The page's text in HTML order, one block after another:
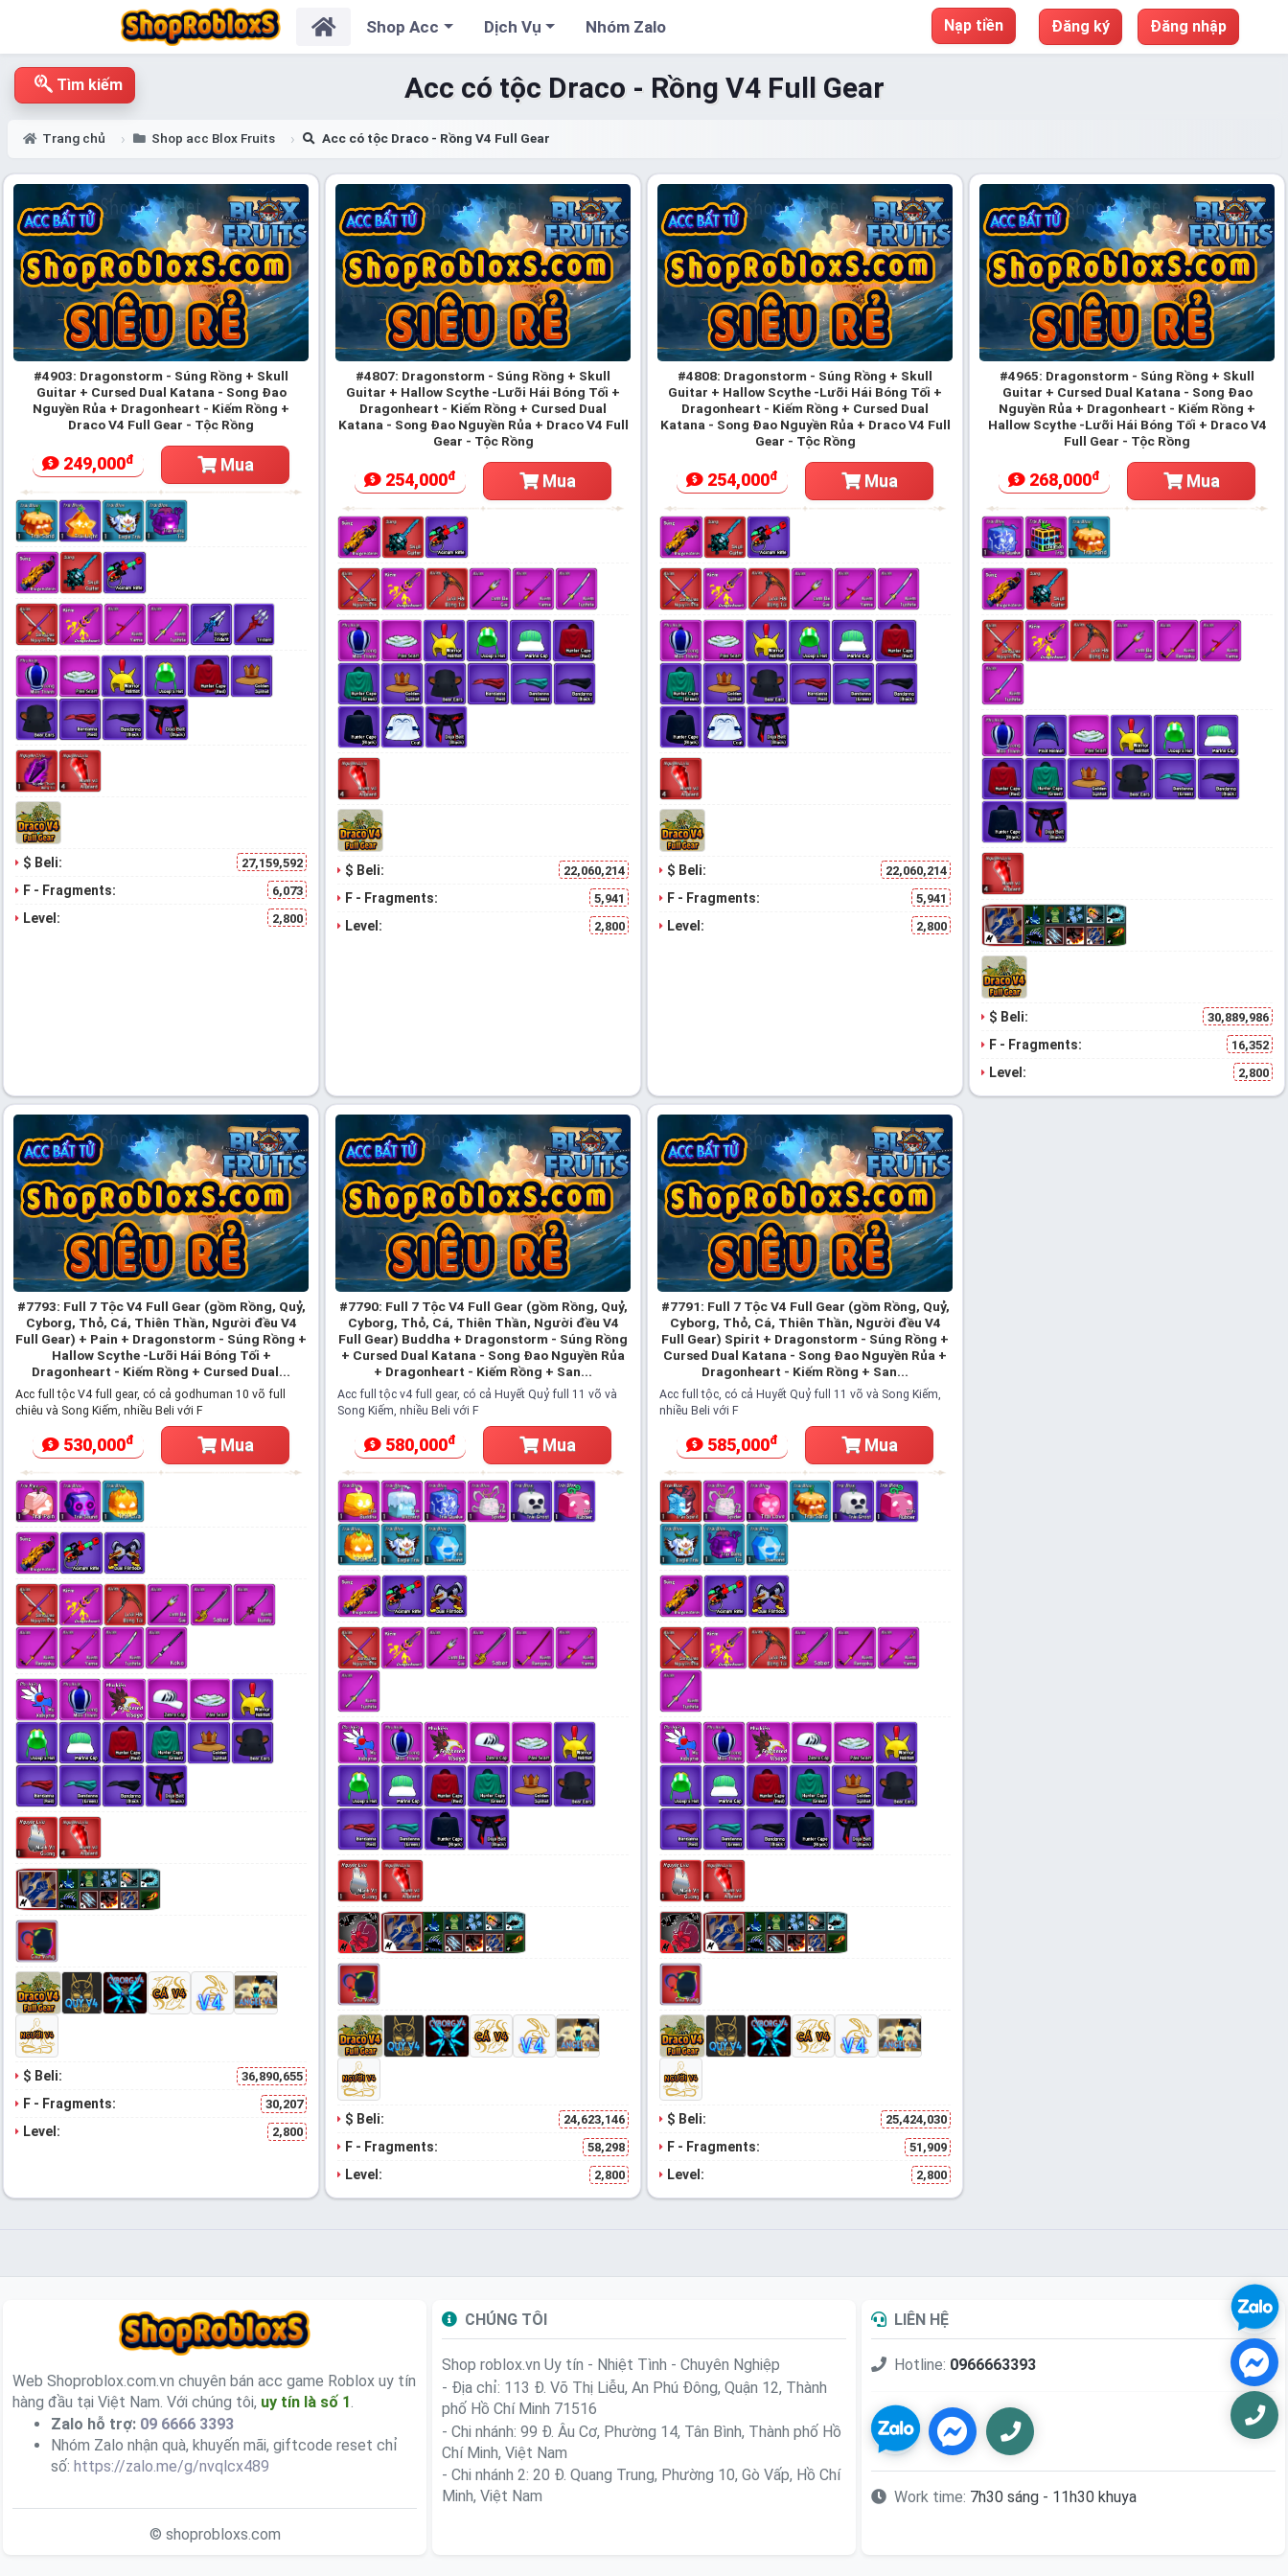
Shop Acc Dịch Vụ Nhóm Zalo Nạp tiền Đăng ký Đăng nhập
Acc có tộc Draco - Rồng V4 Full Gear
Trang chủ Shop acc Blox Fruits Acc có tộc Draco - Rồng V4 Full Gear
Tìm kiếm
#4903: Dragonstorm - Súng Rồng + Skull
Guitar + Cursed Dual Katana - Song Đao
Nguyền Rủa + Dragonheart - Kiếm Rồng +
Draco V4 Full Gear - Tộc Rồng
249,000đ Mua
$ Beli: 27,159,592
F - Fragments: 6,073
Level: 2,800
#4807: Dragonstorm - Súng Rồng + Skull
Guitar + Hallow Scythe -Lưỡi Hái Bóng Tối +
Dragonheart - Kiếm Rồng + Cursed Dual
Katana - Song Đao Nguyền Rủa + Draco V4 Full
Gear - Tộc Rồng
254,000đ Mua
$ Beli: 22,060,214
F - Fragments: 5,941
Level: 2,800
#4808: Dragonstorm - Súng Rồng + Skull
Guitar + Hallow Scythe -Lưỡi Hái Bóng Tối +
Dragonheart - Kiếm Rồng + Cursed Dual
Katana - Song Đao Nguyền Rủa + Draco V4 Full
Gear - Tộc Rồng
254,000đ Mua
$ Beli: 22,060,214
F - Fragments: 5,941
Level: 2,800
#4965: Dragonstorm - Súng Rồng + Skull
Guitar + Cursed Dual Katana - Song Đao
Nguyền Rủa + Dragonheart - Kiếm Rồng +
Hallow Scythe -Lưỡi Hái Bóng Tối + Draco V4
Full Gear - Tộc Rồng
268,000đ Mua
$ Beli: 30,889,986
F - Fragments: 16,352
Level: 2,800
#7793: Full 7 Tộc V4 Full Gear (gồm Rồng, Quỷ,
Cyborg, Thỏ, Cá, Thiên Thần, Người đều V4
Full Gear) + Pain + Dragonstorm - Súng Rồng +
Hallow Scythe -Lưỡi Hái Bóng Tối +
Dragonheart - Kiếm Rồng + Cursed Dual...
Acc full tộc V4 full gear, có cả godhuman 10 võ full
chiêu và Song Kiếm, nhiều Beli với F
530,000đ Mua
$ Beli: 36,890,655
F - Fragments: 30,207
Level: 2,800
#7790: Full 7 Tộc V4 Full Gear (gồm Rồng, Quỷ,
Cyborg, Thỏ, Cá, Thiên Thần, Người đều V4
Full Gear) Buddha + Dragonstorm - Súng Rồng
+ Cursed Dual Katana - Song Đao Nguyền Rủa
+ Dragonheart - Kiếm Rồng + San...
Acc full tộc v4 full gear, có cả Huyết Quỷ full 11 võ và
Song Kiếm, nhiều Beli với F
580,000đ Mua
$ Beli: 24,623,146
F - Fragments: 58,298
Level: 2,800
#7791: Full 7 Tộc V4 Full Gear (gồm Rồng, Quỷ,
Cyborg, Thỏ, Cá, Thiên Thần, Người đều V4
Full Gear) Spirit + Dragonstorm - Súng Rồng +
Cursed Dual Katana - Song Đao Nguyền Rủa +
Dragonheart - Kiếm Rồng + San...
Acc full tộc, có cả Huyết Quỷ full 11 võ và Song Kiếm,
nhiều Beli với F
585,000đ Mua
$ Beli: 25,424,030
F - Fragments: 51,909
Level: 2,800
Web Shoproblox.com.vn chuyên bán acc game Roblox uy tín
hàng đầu tại Việt Nam. Với chúng tôi, uy tín là số 1
Zalo hỗ trợ: 09 6666 3393
Nhóm Zalo nhận quà, khuyến mãi, giftcode reset chỉ
số: https://zalo.me/g/nvqlcx489
© shoprobloxs.com
CHÚNG TÔI
Shop roblox.vn Uy tín - Nhiệt Tình - Chuyên Nghiệp
- Địa chỉ: 113 Đ. Võ Thị Liễu, An Phú Đông, Quận 12, Thành
phố Hồ Chí Minh 71516
- Chi nhánh: 99 Đ. Âu Cơ, Phường 14, Tân Bình, Thành phố Hồ
Chí Minh, Việt Nam
- Chi nhánh 2: 20 Đ. Quang Trung, Phường 10, Gò Vấp, Hồ Chí
Minh, Việt Nam
LIÊN HỆ
Hotline: 0966663393
Work time: 7h30 sáng - 11h30 khuya